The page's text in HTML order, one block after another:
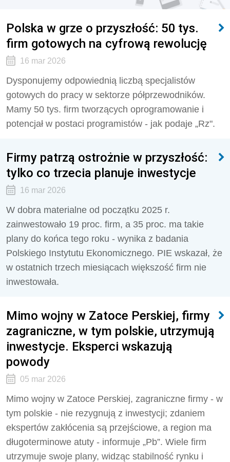
Polska w grze o przyszłość: 50 tys.
firm gotowych na cyfrową rewolucję
16 mar 2026
Dysponujemy odpowiednią liczbą specjalistów
gotowych do pracy w sektorze półprzewodników.
Mamy 50 tys. firm tworzących oprogramowanie i
potencjał w postaci programistów - jak podaje „Rz".
Firmy patrzą ostrożnie w przyszłość:
tylko co trzecia planuje inwestycje
16 mar 2026
W dobra materialne od początku 2025 r.
zainwestowało 19 proc. firm, a 35 proc. ma takie
plany do końca tego roku - wynika z badania
Polskiego Instytutu Ekonomicznego. PIE wskazał, że
w ostatnich trzech miesiącach większość firm nie
inwestowała.
Mimo wojny w Zatoce Perskiej, firmy
zagraniczne, w tym polskie, utrzymują
inwestycje. Eksperci wskazują
powody
05 mar 2026
Mimo wojny w Zatoce Perskiej, zagraniczne firmy - w
tym polskie - nie rezygnują z inwestycji; zdaniem
ekspertów zakłócenia są przejściowe, a region ma
długoterminowe atuty - informuje „Pb”. Wiele firm
utrzymuje swoje plany, widząc stabilność rynku i